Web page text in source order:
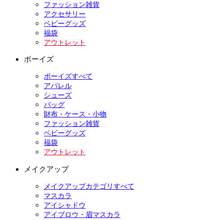
ファッション雑貨
アクセサリー
ベビーグッズ
福袋
アウトレット
ボーイズ
ボーイズすべて
アパレル
シューズ
バッグ
財布・ケース・小物
ファッション雑貨
ベビーグッズ
福袋
アウトレット
メイクアップ
メイクアップカテゴリすべて
マスカラ
アイシャドウ
アイブロウ・眉マスカラ